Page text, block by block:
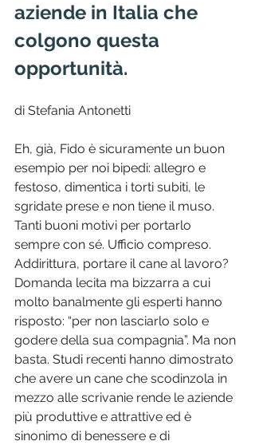
aziende in Italia che
colgono questa
opportunità.
di Stefania Antonetti
Eh, già, Fido è sicuramente un buon
esempio per noi bipedi: allegro e
festoso, dimentica i torti subiti, le
sgridate prese e non tiene il muso.
Tanti buoni motivi per portarlo
sempre con sé. Ufficio compreso.
Addirittura, portare il cane al lavoro?
Domanda lecita ma bizzarra a cui
molto banalmente gli esperti hanno
risposto: “per non lasciarlo solo e
godere della sua compagnia”. Ma non
basta. Studi recenti hanno dimostrato
che avere un cane che scodinzola in
mezzo alle scrivanie rende le aziende
più produttive e attrattive ed è
sinonimo di benessere e di